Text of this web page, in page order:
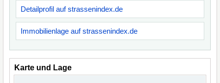
Detailprofil auf strassenindex.de
Immobilienlage auf strassenindex.de
Karte und Lage